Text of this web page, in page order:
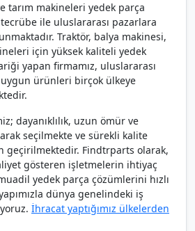
tarım makineleri yedek parça
ile uluslararası pazarlara
Traktör, balya makinesi,
için yüksek kaliteli yedek
yapan firmamız, uluslararası
ürünleri birçok ülkeye
dayanıklılık, uzun ömür ve
seçilmekte ve sürekli kalite
geçirilmektedir. Findtrparts olarak,
gösteren işletmelerin ihtiyaç
yedek parça çözümlerini hızlı
dünya genelindeki iş
İhracat yaptığımız ülkelerden